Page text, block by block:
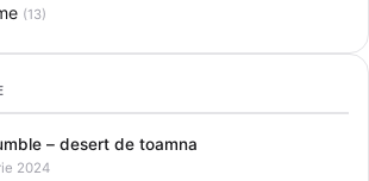
(13)
– desert de toamna
2024